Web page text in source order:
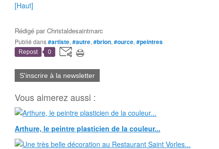
[Haut]
Rédigé parChristaldesaintmarc
Publié dans#artiste, #autre, #brion, #ource, #peintres
Repost 0
S'inscrire à la newsletter
Vous aimerez aussi :
Arthure, le peintre plasticien de la couleur...